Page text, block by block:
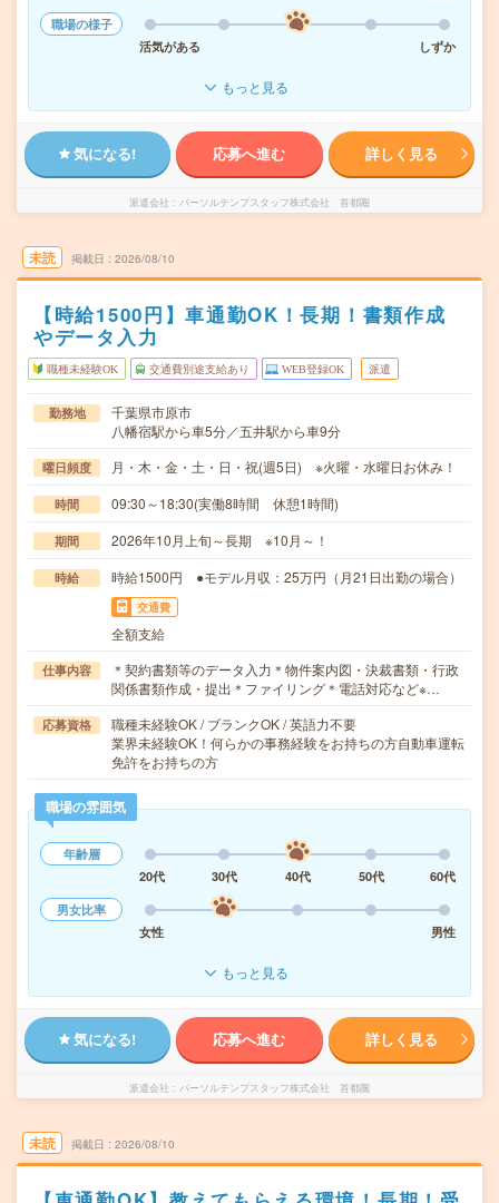
職場の様子
活気がある
しずか
もっと見る
気になる! 応募へ進む 詳しく見る
派遣会社 パーソルテンプスタッフ株式会社 首都圏
未読 掲載日 2026/08/10
【時給1500円】車通勤OK！長期！書類作成
やデータ入力
職種未経験OK 交通費別途支給あり WEB登録OK 派遣
勤務地
千葉県市原市
八幡宿駅から車5分／五井駅から車9分
曜日頻度 月・木・金・土・日・祝(週5日) ※火曜・水曜日お休み！
時間 09:30～18:30(実働8時間 休憩1時間)
期間 2026年10月上旬～長期 ※10月～！
時給 時給1500円 ●モデル月収：25万円（月21日出勤の場合）
交通費
全額支給
仕事内容
＊契約書類等のデータ入力＊物件案内図・決裁書類・行政
関係書類作成・提出＊ファイリング＊電話対応など※…
応募資格
職種未経験OK / ブランクOK / 英語力不要
業界未経験OK！何らかの事務経験をお持ちの方自動車運転
免許をお持ちの方
職場の雰囲気
年齢層
20代
30代 40代 50代
60代
男女比率
女性
男性
もっと見る
気になる! 応募へ進む 詳しく見る
派遣会社 パーソルテンプスタッフ株式会社 首都圏
未読 掲載日 2026/08/10